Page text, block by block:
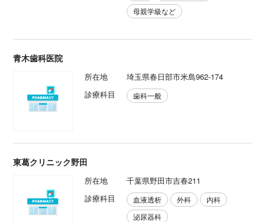
母親学級など
青木歯科医院
所在地
埼玉県春日部市米島962-174
診療科目
歯科一般
東葛クリニック野田
所在地
千葉県野田市吉春211
診療科目
血液透析 外科
内科
泌尿器科